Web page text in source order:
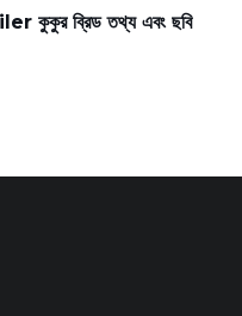
কুকুর ব্রিড তথ্য এবং ছবি